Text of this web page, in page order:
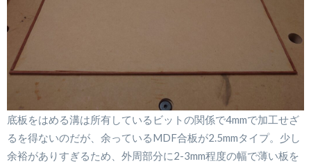
底板をはめる溝は所有しているビットの関係で4mmで加工せざ
るを得ないのだが、余っているMDF合板が2.5mmタイプ。少し
余裕がありすぎるため、外周部分に2-3mm程度の幅で薄い板を